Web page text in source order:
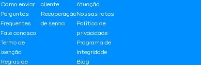
Como enviar
Perguntas
Frequentes
Fale conosco
Termo de
isenção
Regras de
cliente
Recuperação
de senha
Atuação
Nossas rotas
Política de
privacidade
Programa de
Integridade
Blog